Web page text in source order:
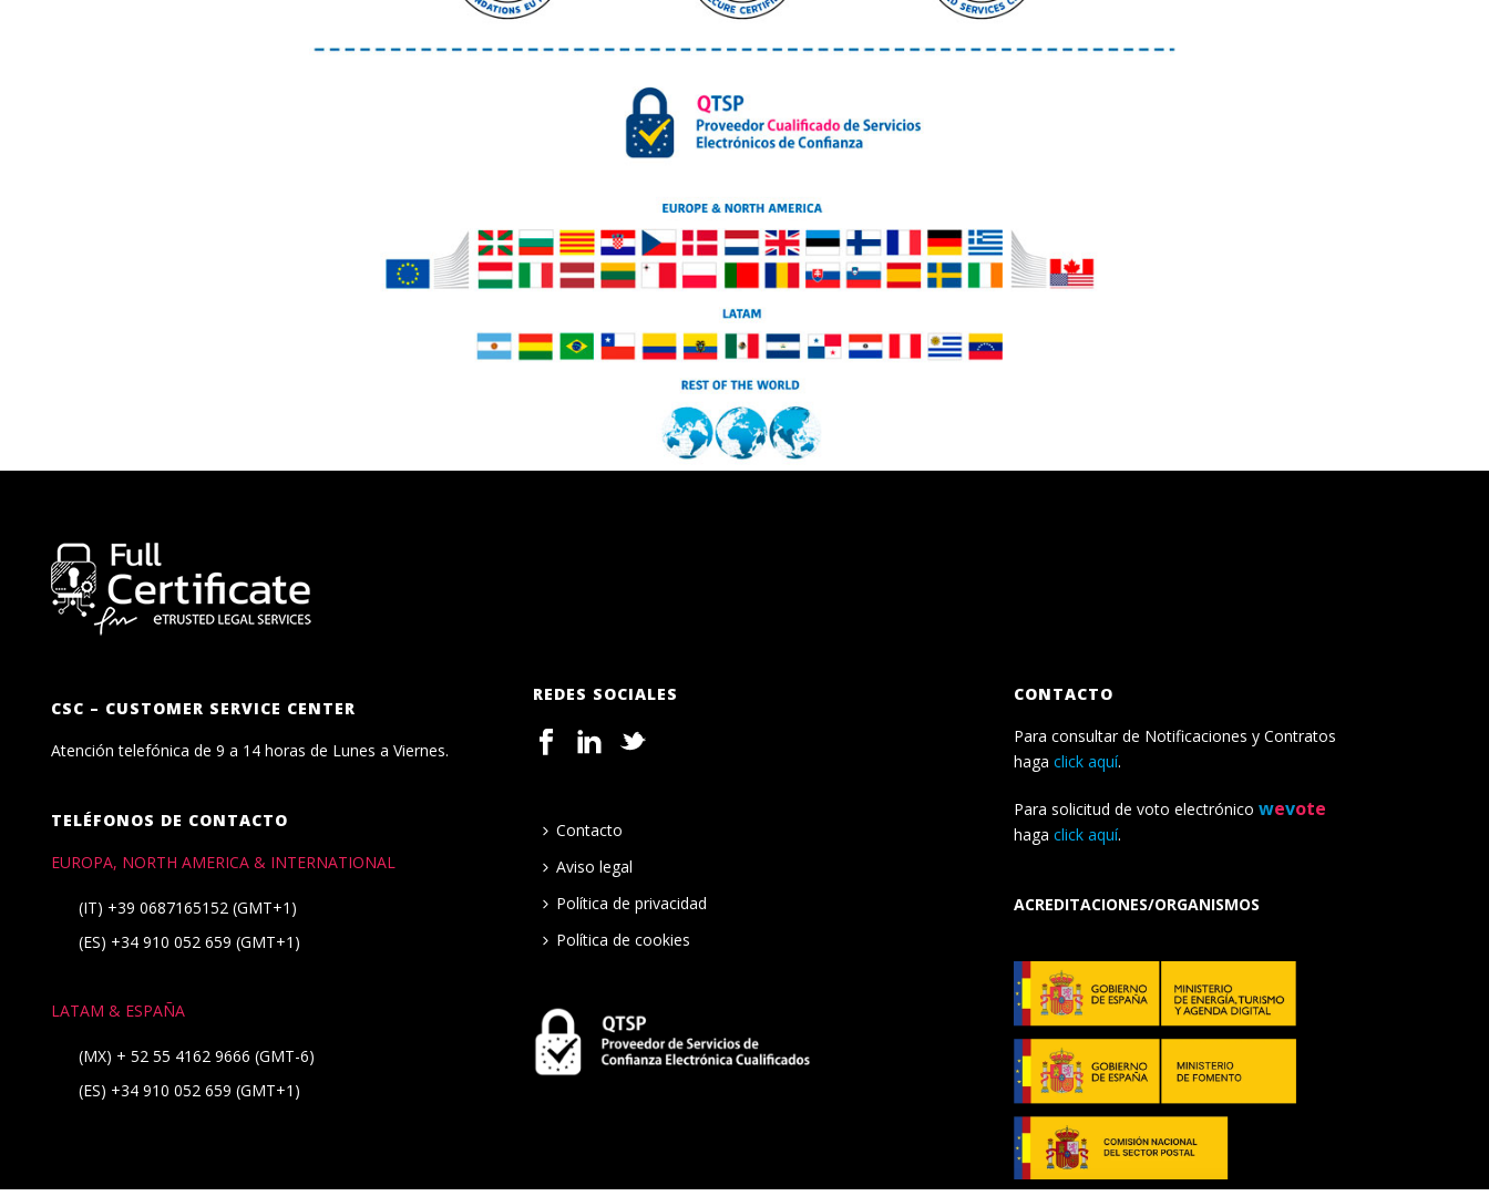
CSC – CUSTOMER SERVICE CENTER
Atención telefónica de 9 a 14 horas de Lunes a Viernes.
TELÉFONOS DE CONTACTO
EUROPA, NORTH AMERICA & INTERNATIONAL
(IT) +39 0687165152 (GMT+1)
(ES) +34 910 052 659 (GMT+1)
LATAM & ESPAÑA
(MX) + 52 55 4162 9666 (GMT-6)
(ES) +34 910 052 659 (GMT+1)
REDES SOCIALES
Contacto
Aviso legal
Política de privacidad
Política de cookies
CONTACTO
Para consultar de Notificaciones y Contratos
hagaclick aquí.
Para solicitud de voto electrónicowevote
hagaclick aquí.
ACREDITACIONES/ORGANISMOS